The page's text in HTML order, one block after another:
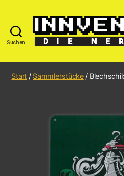
Suchen
Start / Sammlerstücke/